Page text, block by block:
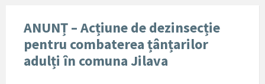
ANUNȚ – Acțiune de dezinsecție
pentru combaterea țânțarilor
adulți în comuna Jilava